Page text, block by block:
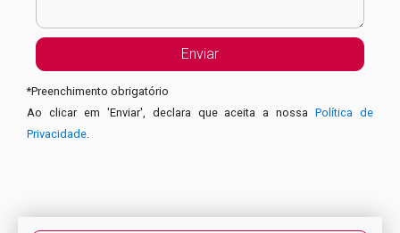
*Preenchimento obrigatório
Ao clicar em 'Enviar', declara que aceita a nossaPolítica de
Privacidade